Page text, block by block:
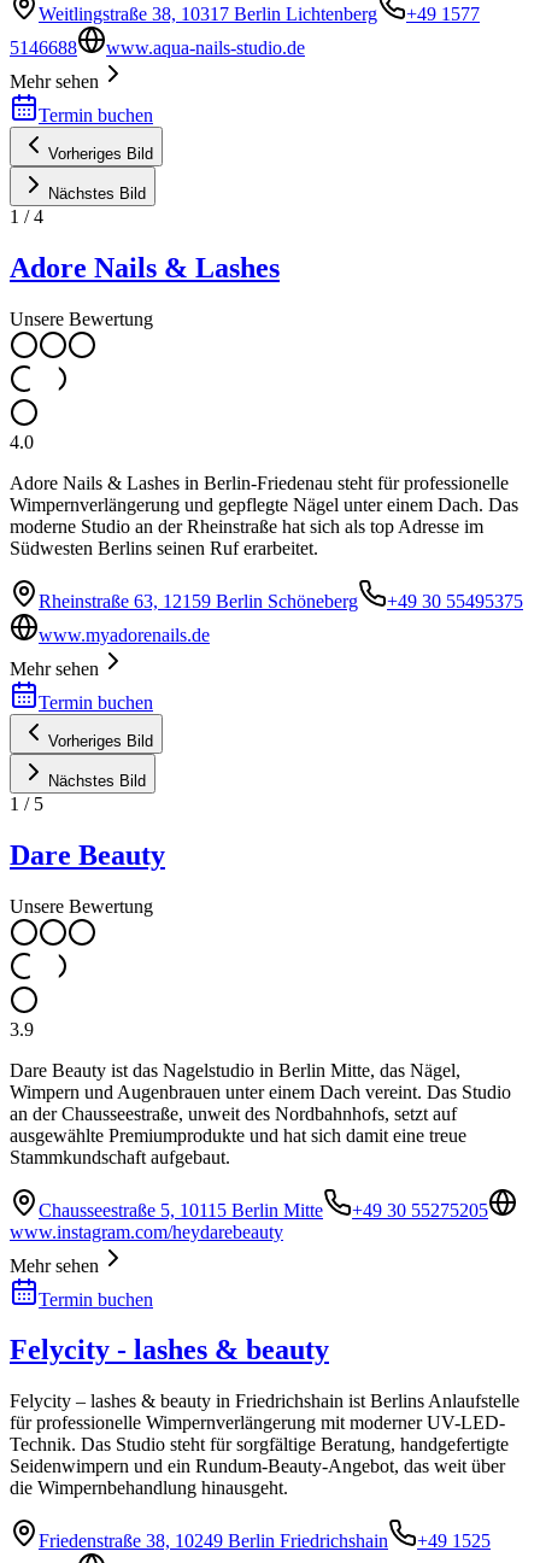
Weitlingstraße 38, 10317 Berlin Lichtenberg
+49 1577
5146688
www.aqua-nails-studio.de
Mehr sehen
Termin buchen
Vorheriges Bild
Nächstes Bild
1 /4
Adore Nails & Lashes
Unsere Bewertung
4.0
Adore Nails & Lashes in Berlin-Friedenau steht für professionelle
Wimpernverlängerung und gepflegte Nägel unter einem Dach. Das
moderne Studio an der Rheinstraße hat sich als top Adresse im
Südwesten Berlins seinen Ruf erarbeitet.
Rheinstraße 63, 12159 Berlin Schöneberg
+49 30 55495375
www.myadorenails.de
Mehr sehen
Termin buchen
Vorheriges Bild
Nächstes Bild
1 / 5
Dare Beauty
Unsere Bewertung
3.9
Dare Beauty ist das Nagelstudio in Berlin Mitte, das Nägel,
Wimpern und Augenbrauen unter einem Dach vereint. Das Studio
an der Chausseestraße, unweit des Nordbahnhofs, setzt auf
ausgewählte Premiumprodukte und hat sich damit eine treue
Stammkundschaft aufgebaut.
Chausseestraße 5, 10115 Berlin Mitte
+49 30 55275205
www.instagram.com/heydarebeauty
Mehr sehen
Termin buchen
Felycity - lashes & beauty
Felycity – lashes & beauty in Friedrichshain ist Berlins Anlaufstelle
für professionelle Wimpernverlängerung mit moderner UV-LED-
Technik. Das Studio steht für sorgfältige Beratung, handgefertigte
Seidenwimpern und ein Rundum-Beauty-Angebot, das weit über
die Wimpernbehandlung hinausgeht.
Friedenstraße 38, 10249 Berlin Friedrichshain
+49 1525